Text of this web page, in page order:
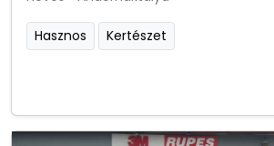
Hasznos Kertészet